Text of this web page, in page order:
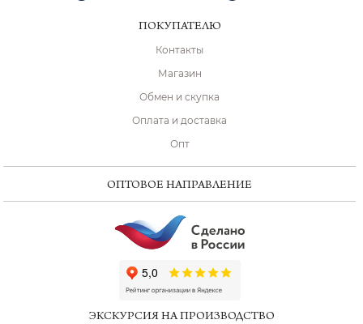
ПОКУПАТЕЛЮ
Контакты
Магазин
Обмен и скупка
Оплата и доставка
Опт
ОПТОВОЕ НАПРАВЛЕНИЕ
ЭКСКУРСИЯ НА ПРОИЗВОДСТВО